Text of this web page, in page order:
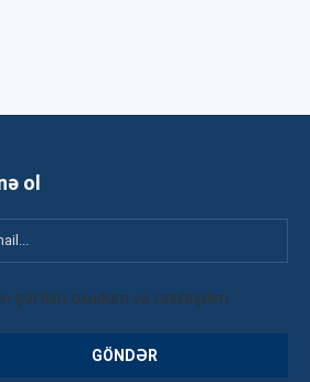
ol
şərtləri oxudum və razılaşdım